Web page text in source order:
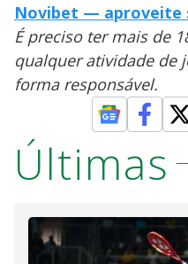
Novibet — aproveite
É preciso ter mais de
qualquer atividade de
forma responsável.
Últimas